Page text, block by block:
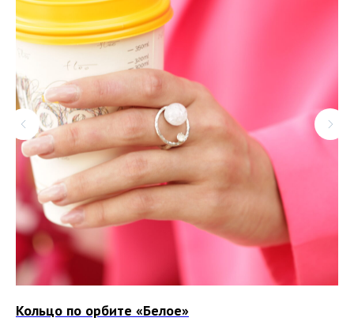
Кольцо по орбите «Белое»